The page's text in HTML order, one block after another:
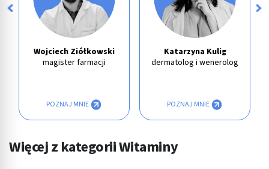
Wojciech Ziółkowski
magister farmacji
POZNAJ MNIE
Katarzyna Kulig
dermatolog i wenerolog
POZNAJ MNIE
Więcej z kategorii Witaminy